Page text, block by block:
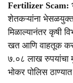
a
r
e
Fertilizer Scam:
शेतकऱ्यांना भेसळयुक्त
मिळाल्यानंतर कृषी
खत आणि वाहतूक
७.०८ लाख रुपयांचा
भोकर पोलिस